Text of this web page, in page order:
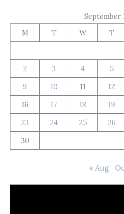
September
M
T W T
2
3 4 5
9
10 11 12
16
17 18 19
23
24 25 26
30
« Aug